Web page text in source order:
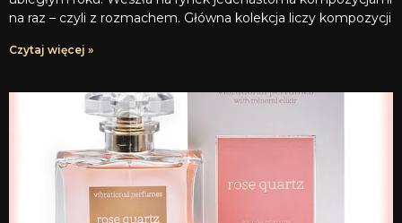
na raz – czyli z rozmachem. Główna kolekcja liczy kompozycji
Czytaj więcej »